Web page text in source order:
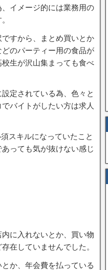
イメージ的には業務用の
すから、まとめ買いとか
のパーティー用の食品が
生が沢山集まっても食べ
定されている為、色々と
バイトがしたい方は求人
スキルになっていたこと
っても気が抜けない感じ
に入れないとか、買い物
在していませんでした。
か、年会費を払っている